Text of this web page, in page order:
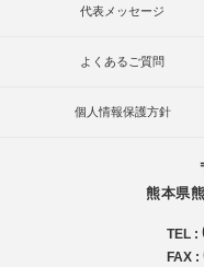
代表メッセージ
よくあるご質問
個人情報保護方針
熊本県
TEL :
FAX :